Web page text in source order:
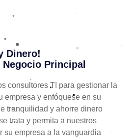
Dinero!
Negocio Principal
consultores TI para gestionar la
empresa y enfóquese en su
tranquilidad y ahorre dinero
trata y permita a nuestros
su empresa a la vanguardia